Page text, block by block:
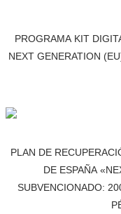
PROGRAMA KIT
NEXT GENERATION
PLAN DE
DE ESPAÑA
SUBVENCIONADO: